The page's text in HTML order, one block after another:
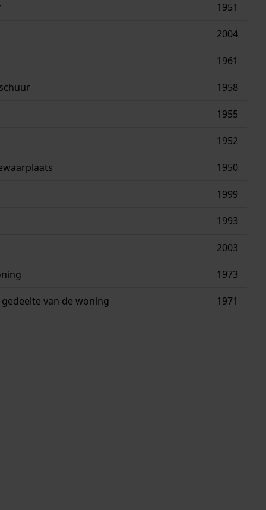
1951
2004
1961
1958
1955
1952
1950
1999
1993
2003
1973
van de woning 1971